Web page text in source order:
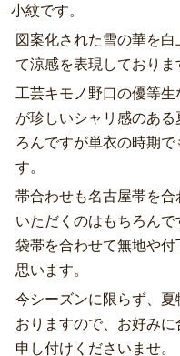
小紋です。
図案化された雪の華を
て涼感を表現しておりま
工芸キモノ野口の優等
が珍しいシャリ感のあ
ろんですが単衣の時期
す。
帯合わせも名古屋帯を
いただくのはもちろん
袋帯を合わせて無地や
思います。
今シーズンに限らず、
おりますので、お好み
申し付けくださいませ。